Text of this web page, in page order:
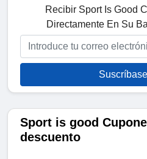
Recibir Sport Is Good
Directamente En Su
Sport is good
descuento